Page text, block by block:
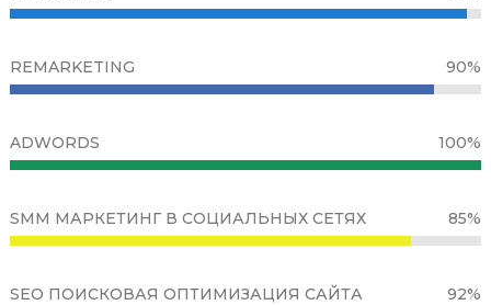
REMARKETING 90%
ADWORDS 100%
SMM МАРКЕТИНГ В СОЦИАЛЬНЫХ СЕТЯХ 85%
SEO ПОИСКОВАЯ ОПТИМИЗАЦИЯ САЙТА 92%